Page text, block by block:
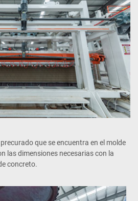
que se encuentra en el molde
las dimensiones necesarias con la
concreto.